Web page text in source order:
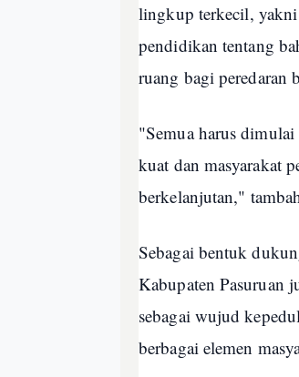
lingkup terkecil, yakni
pendidikan tentang
ruang bagi peredaran
"Semua harus
kuat dan masyarakat
berkelanjutan,"
Sebagai bentuk
Kabupaten Pasuruan
sebagai wujud
berbagai elemen